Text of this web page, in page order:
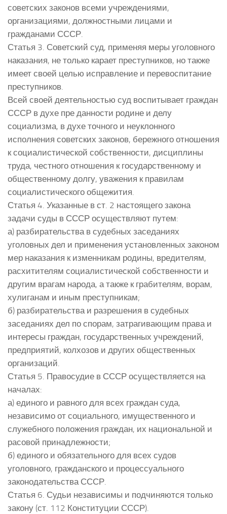
советских законов всеми учреждениями,
организациями, должностными лицами и
гражданами СССР.
Статья 3. Советский суд, применяя меры уголовного
наказания, не только карает преступников, но также
имеет своей целью исправление и перевоспитание
преступников.
Всей своей деятельностью суд воспитывает граждан
СССР в духе пре данности родине и делу
социализма, в духе точного и неуклонного
исполнения советских законов, бережного отношения
к социалистической собственности, дисциплины
труда, честного отношения к государственному и
общественному долгу, уважения к правилам
социалистического общежития.
Статья 4. Указанные в ст. 2 настоящего закона
задачи суды в СССР осуществляют путем:
а) разбирательства в судебных заседаниях
уголовных дел и применения установленных законом
мер наказания к изменникам родины, вредителям,
расхитителям социалистической собственности и
другим врагам народа, а также к грабителям, ворам,
хулиганам и иным преступникам;
б) разбирательства и разрешения в судебных
заседаниях дел по спорам, затрагивающим права и
интересы граждан, государственных учреждений,
предприятий, колхозов и других общественных
организаций.
Статья 5. Правосудие в СССР осуществляется на
началах:
а) единого и равного для всех граждан суда,
независимо от социального, имущественного и
служебного положения граждан, их национальной и
расовой принадлежности;
б) единого и обязательного для всех судов
уголовного, гражданского и процессуального
законодательства СССР.
Статья 6. Судьи независимы и подчиняются только
закону (ст. 112 Конституции СССР).